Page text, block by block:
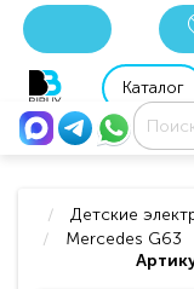
8 800 201
Каталог
Детские
Mercedes G63